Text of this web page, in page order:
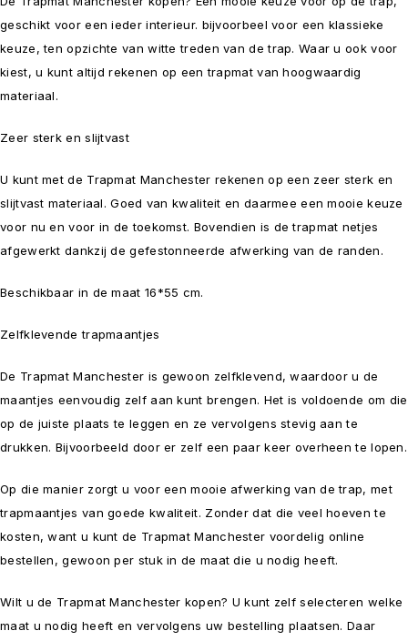
geschikt voor een ieder interieur. bijvoorbeel voor een klassieke
keuze, ten opzichte van witte treden van de trap. Waar u ook voor
kiest, u kunt altijd rekenen op een trapmat van hoogwaardig
materiaal.
Zeer sterk en slijtvast
U kunt met de Trapmat Manchester rekenen op een zeer sterk en
slijtvast materiaal. Goed van kwaliteit en daarmee een mooie keuze
voor nu en voor in de toekomst. Bovendien is de trapmat netjes
afgewerkt dankzij de gefestonneerde afwerking van de randen.
Beschikbaar in de maat 16*55 cm.
Zelfklevende trapmaantjes
De Trapmat Manchester is gewoon zelfklevend, waardoor u de
maantjes eenvoudig zelf aan kunt brengen. Het is voldoende om die
op de juiste plaats te leggen en ze vervolgens stevig aan te
drukken. Bijvoorbeeld door er zelf een paar keer overheen te lopen.
Op die manier zorgt u voor een mooie afwerking van de trap, met
trapmaantjes van goede kwaliteit. Zonder dat die veel hoeven te
kosten, want u kunt de Trapmat Manchester voordelig online
bestellen, gewoon per stuk in de maat die u nodig heeft.
Wilt u de Trapmat Manchester kopen? U kunt zelf selecteren welke
maat u nodig heeft en vervolgens uw bestelling plaatsen. Daar